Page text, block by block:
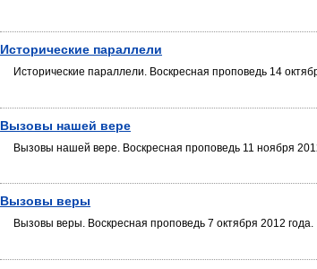
Исторические параллели
Исторические параллели. Воскресная проповедь 14
Вызовы нашей вере
Вызовы нашей вере. Воскресная проповедь 11 ноября
Вызовы веры
Вызовы веры. Воскресная проповедь 7 октября 2012 года.